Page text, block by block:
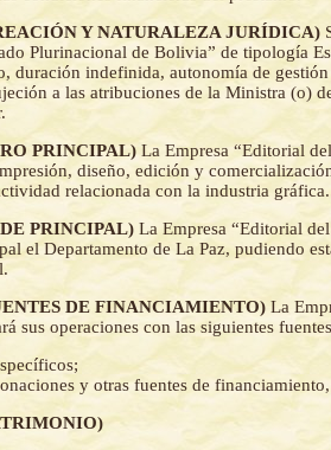
Y NATURALEZA JURÍDICA)
Plurinacional de Bolivia” de tipología
duración indefinida, autonomía de
a las atribuciones de la Ministra (o)
PRINCIPAL) La Empresa “Editorial
diseño, edición y
relacionada con la industria gráfica.
PRINCIPAL) La Empresa “Editorial
el Departamento de La Paz, pudiendo
DE FINANCIAMIENTO) La
sus operaciones con las siguientes
y otras fuentes de